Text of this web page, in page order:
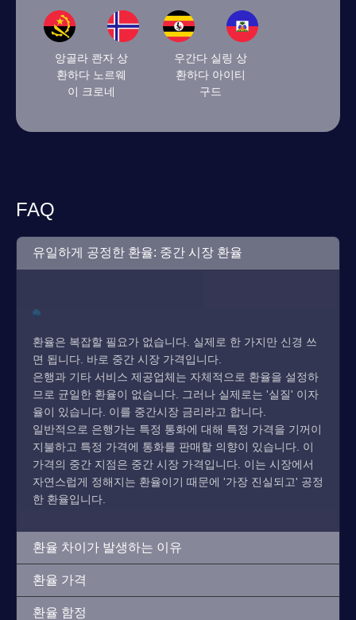
앙골라 콴자 상
환하다 노르웨
이 크로네
우간다 실링 상
환하다 아이티
구드
FAQ
유일하게 공정한 환율: 중간 시장 환율
환율은 복잡할 필요가 없습니다. 실제로 한 가지만 신경 쓰
면 됩니다. 바로 중간 시장 가격입니다.
은행과 기타 서비스 제공업체는 자체적으로 환율을 설정하
므로 균일한 환율이 없습니다. 그러나 실제로는 '실질' 이자
율이 있습니다. 이를 중간시장 금리라고 합니다.
일반적으로 은행가는 특정 통화에 대해 특정 가격을 기꺼이
지불하고 특정 가격에 통화를 판매할 의향이 있습니다. 이
가격의 중간 지점은 중간 시장 가격입니다. 이는 시장에서
자연스럽게 정해지는 환율이기 때문에 '가장 진실되고' 공정
한 환율입니다.
환율 차이가 발생하는 이유
환율 가격
환율 함정